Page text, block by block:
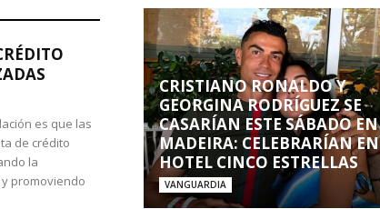
es que las
de crédito
la
promoviendo
CRISTIANO RONALDO Y
GEORGINA RODRÍGUEZ SE
CASARÍAN ESTE SÁBADO EN
MADEIRA: CELEBRARÍAN EN
HOTEL CINCO ESTRELLAS
VANGUARDIA